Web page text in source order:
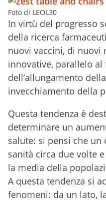
Foto di LEOL30
In virtù del progresso
della ricerca
nuovi vaccini, di nuovi
innovative, parallelo al
dell’allungamento
invecchiamento della
Questa tendenza è
determinare un
salute: si pensi che un
sanità circa due volte
la media della
A questa tendenza si
fenomeni: da un lato,